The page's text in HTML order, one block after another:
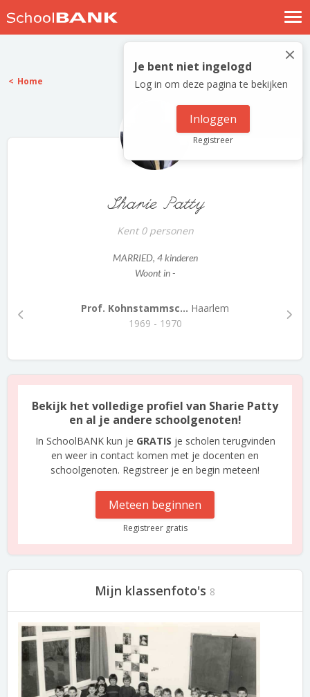
Nostalgische verhalen
Log in
Meld je gratis aan
×
Je bent niet ingelogd
Log in om deze pagina te bekijken
Inloggen
Registreer
Home
Sharie Patty
Kent 0 personen
MARRIED, 4 kinderen
Woont in -
Prof. Kohnstammsc... Haarlem
1969 - 1970
Bekijk het volledige profiel van Sharie Patty
en al je andere schoolgenoten!
In SchoolBANK kun je GRATIS je scholen terugvinden
en weer in contact komen met je docenten en
schoolgenoten. Registreer je en begin meteen!
Meteen beginnen
Registreer gratis
Mijn klassenfoto's 8